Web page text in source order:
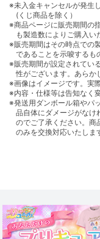
※未入金キャンセルが発生
(くじ商品を除く）
※商品ページに販売期間の
も製造数によりご購入い
※販売期間はその時点での
であることを示唆するも
※販売期間が設定されてい
性がございます。あらか
※画像はイメージです。実
※内容・仕様等は告知なく
※発送用ダンボール箱やパ
品自体にダメージがなけ
のでご了承ください。商
のみを交換対応いたしま